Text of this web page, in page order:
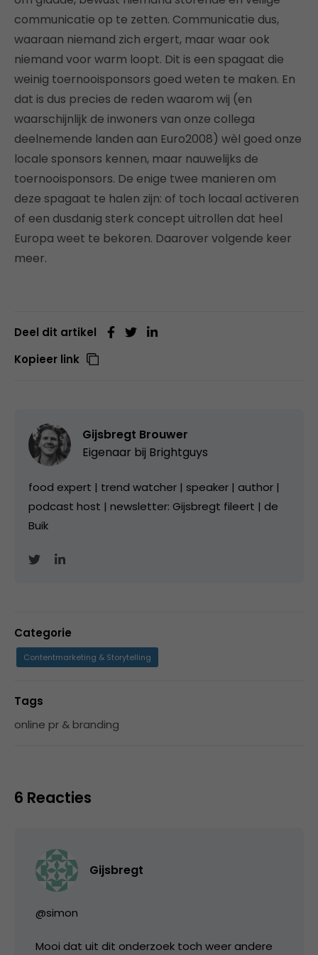
communicatie op te zetten. Communicatie dus,
waaraan niemand zich ergert, maar waar ook
niemand voor warm loopt. Dit is een spagaat die
weinig toernooisponsors goed weten te maken. En
dat is dus precies de reden waarom wij (en
waarschijnlijk de inwoners van onze collega
deelnemende landen aan Euro2008) wèl goed onze
locale sponsors kennen, maar nauwelijks de
toernooisponsors. De enige twee manieren om
deze spagaat te halen zijn: of toch locaal activeren
of een dusdanig sterk concept uitrollen dat heel
Europa weet te bekoren. Daarover volgende keer
meer.
Deel dit artikel
Kopieer link
Gijsbregt Brouwer
Eigenaar bij Brightguys
food expert | trend watcher | speaker | author |
podcast host | newsletter: Gijsbregt fileert | de
Buik
Categorie
Contentmarketing & Storytelling
Tags
online pr & branding
6 Reacties
Gijsbregt
@simon
Mooi dat uit dit onderzoek toch weer andere